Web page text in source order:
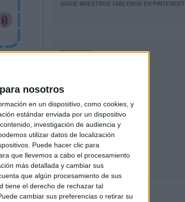
nosotros
en un dispositivo, como cookies, y
estándar enviada por un dispositivo
investigación de audiencia y
utilizar datos de localización
Puede hacer clic para
que llevemos a cabo el procesamiento
más detallada y cambiar sus
que algún procesamiento de sus
tiene el derecho de rechazar tal
cambiar sus preferencias o retirar su
SIGUE NUESTROS TABLEROS EN PINTEREST
FACEBOOK